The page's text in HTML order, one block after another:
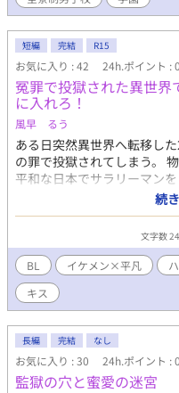
学園内には狂った人気ラン
キングの上位者は、学園敷
ど絶大な権力を得る。大人
いし、逆らえばいっそ死ん
るという。 そんなイカれた
どころかむしろ推奨して
は、そんなイカれた学園こ
ト君である。
短編 完結 R15
お気に入り : 42 24h.ポイント : 0
冤罪で投獄された異世
に入れろ！
風早 るう
ある日突然異世界へ転移し
の罪で投獄されてしまう。
平和な日本でサラリーマン
った。 異世界転移したとは
人男性の体格しかないマナ
がらせまで受ける始末。
やって来る。 その飛び抜け
他の囚人達は色めき立ち、
にいくが、彼はとんでもな
が、仲間思いで弱い者を守
は急速に彼に惹かれていく
しまい、マナトに隠された
伐し、異世界でスローライ
挑戦で、かなりのご都合展
続
文字数
BL イケメン×平凡
キス
長編 完結 なし
お気に入り : 30 24h.ポイント : 0
監獄の穴と蜜愛の迷宮